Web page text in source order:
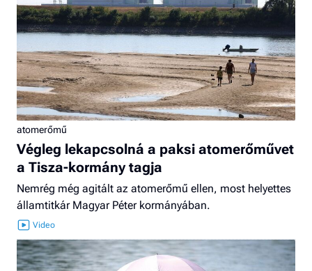
atomerőmű
Végleg lekapcsolná a paksi atomerőművet
a Tisza-kormány tagja
Nemrég még agitált az atomerőmű ellen, most helyettes
államtitkár Magyar Péter kormányában.